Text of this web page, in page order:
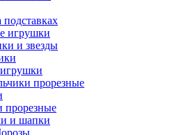
игрушки
и звезды
прорезные
и шапки